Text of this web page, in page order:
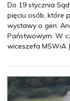
Do 19 stycznia
pięciu osób, które
wystawy o gen.
Państwowym. W
wiceszefa MSWiA